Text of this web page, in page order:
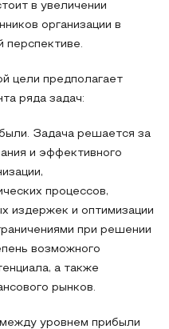
в увеличении
организации в
перспективе.
цели предполагает
ряда задач:
Задача решается за
и эффективного
процессов,
издержек и оптимизации
при решении
возможного
а также
рынков.
уровнем прибыли